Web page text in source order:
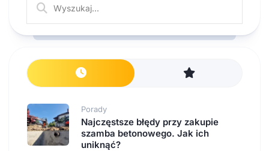
Porady
Najczęstsze błędy przy zakupie
szamba betonowego. Jak ich
uniknąć?